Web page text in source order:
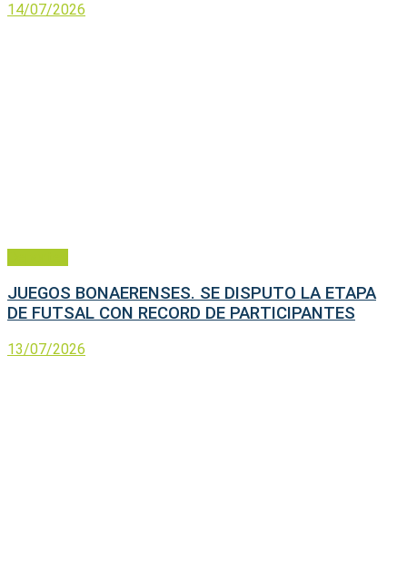
14/07/2026
JUEGOS BONAERENSES. SE DISPUTO LA ETAPA
DE FUTSAL CON RECORD DE PARTICIPANTES
13/07/2026